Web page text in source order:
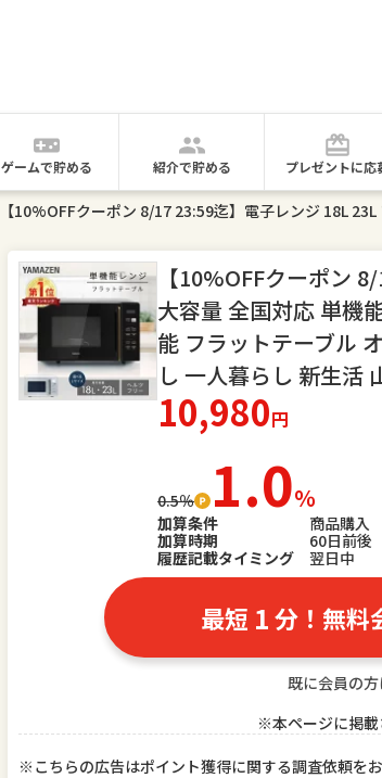
ゲームで貯める 紹介で貯める プレゼントに応
【10%OFFクーポン
大容量 全国対応 単機
能 フラットテーブル
し 一人暮らし 新生活
10,980円
0.5％ 1.0％
加算条件
商品購入
加算時期
60日前後
履歴記載タイミング
翌日中
最短 1分！無料
既に会員の
※本ページに掲載
※こちらの広告はポイント獲得に関する調査依頼を